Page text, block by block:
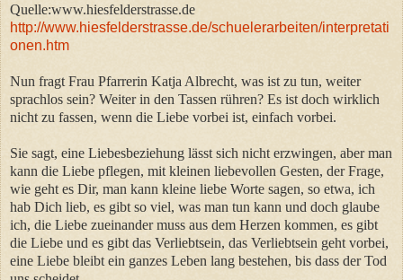
Quelle:www.hiesfelderstrasse.de
http://www.hiesfelderstrasse.de/schuelerarbeiten/interpretati
onen.htm
Nun fragt Frau Pfarrerin Katja Albrecht, was ist zu tun, weiter
sprachlos sein? Weiter in den Tassen rühren? Es ist doch wirklich
nicht zu fassen, wenn die Liebe vorbei ist, einfach vorbei.
Sie sagt, eine Liebesbeziehung lässt sich nicht erzwingen, aber man
kann die Liebe pflegen, mit kleinen liebevollen Gesten, der Frage,
wie geht es Dir, man kann kleine liebe Worte sagen, so etwa, ich
hab Dich lieb, es gibt so viel, was man tun kann und doch glaube
ich, die Liebe zueinander muss aus dem Herzen kommen, es gibt
die Liebe und es gibt das Verliebtsein, das Verliebtsein geht vorbei,
eine Liebe bleibt ein ganzes Leben lang bestehen, bis dass der Tod